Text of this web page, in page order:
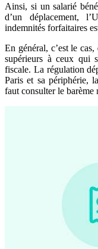
Ainsi, si un salarié
d’un déplacement,
indemnités forfaitaires
En général, c’est le
supérieurs à ceux qui
fiscale. La régulation
Paris et sa périphérie,
faut consulter le barème